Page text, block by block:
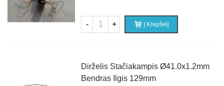
- + Į Krepšelį
Dirželis Stačiakampis Ø41.0x1.2mm
Bendras Ilgis 129mm